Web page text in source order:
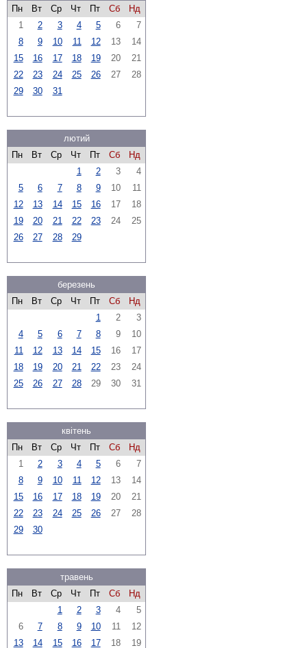
Пн
Вт Ср Чт Пт Сб
Нд
1
2 3 4 5 6
7
8
9 10 11 12 13
14
15
16 17 18 19 20
21
22
23 24 25 26 27
28
29
30 31
лютий
Пн
Вт Ср Чт Пт Сб
Нд
1
2 3
4
5
6 7 8 9 10
11
12
13 14 15 16 17
18
19
20 21 22 23 24
25
26
27 28 29
березень
Пн
Вт Ср Чт Пт Сб
Нд
1
2
3
4
5 6 7 8 9
10
11
12 13 14 15 16
17
18
19 20 21 22 23
24
25
26 27 28 29 30 31
квітень
Пн
Вт Ср Чт Пт Сб
Нд
1
2 3 4 5 6
7
8
9 10 11 12 13
14
15
16 17 18 19 20
21
22
23 24 25 26 27
28
29
30
травень
Пн
Вт Ср Чт Пт Сб
Нд
1
2 3 4
5
6
7 8 9 10 11
12
13
14 15 16 17 18
19